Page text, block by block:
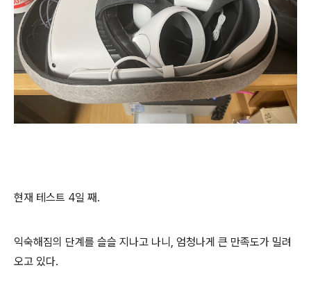
현재 테스트 4일 째.
익숙해짐의 단계를 슬슬 지나고 나니, 엄청나게 큰 만족도가 밀려
오고 있다.